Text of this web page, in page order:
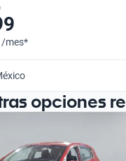
/mes*
opciones